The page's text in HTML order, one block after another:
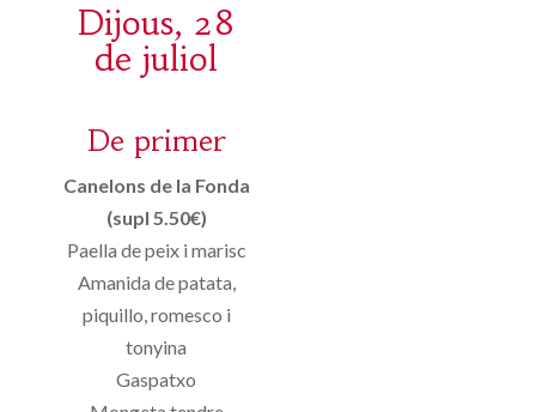
Dijous, 28
de juliol
De primer
Canelons de la Fonda
(supl 5.50€)
Paella de peix i marisc
Amanida de patata,
piquillo, romesco i
tonyina
Gaspatxo